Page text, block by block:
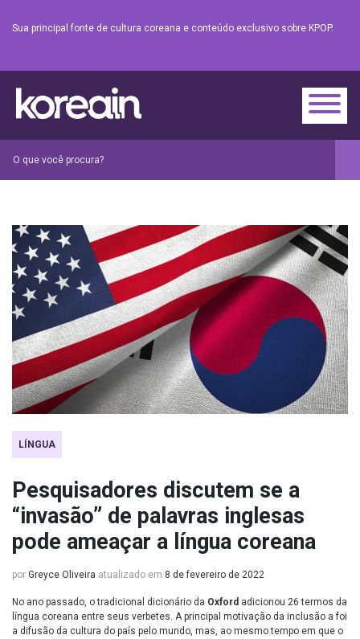
Sua principal fonte de cultura coreana e conteúdo exclusivo sobre KPOP.
LÍNGUA
Pesquisadores discutem se a
“invasão” de palavras inglesas
pode ameaçar a língua coreana
por Greyce Oliveira atualizado em 8 de fevereiro de 2022
No ano passado, o tradicional dicionário da Oxford adicionou 26 termos da
língua coreana entre seus verbetes. A principal motivação da inclusão a foi
a difusão da cultura do país pelo mundo, mas, ao mesmo tempo em que o